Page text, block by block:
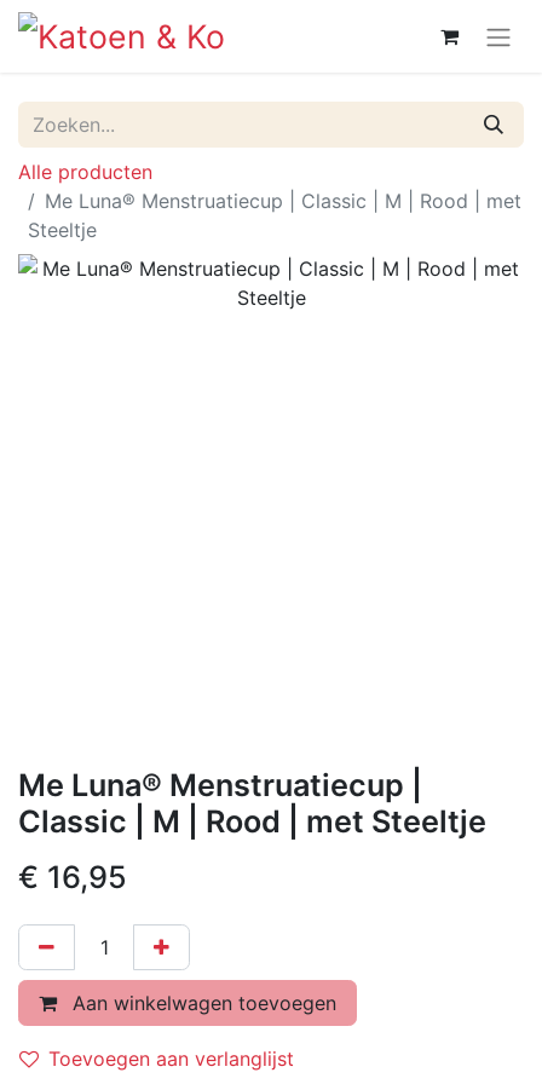
Alle producten
Me Luna® Menstruatiecup | Classic | M | Rood | met
Steeltje
Me Luna® Menstruatiecup |
Classic | M | Rood | met Steeltje
€ 16,95
Aan winkelwagen toevoegen
Toevoegen aan verlanglijst